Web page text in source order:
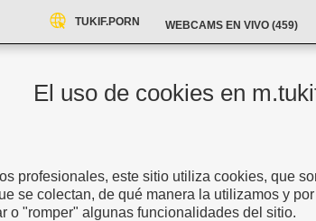
TUKIF.PORN WEBCAMS EN VIVO (459)
El uso de cookies en
profesionales, este sitio utiliza cookies, que
se colectan, de qué manera la utilizamos y
o "romper" algunas funcionalidades del sitio.